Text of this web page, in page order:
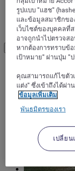
อัลบี
Load More See more
รูปแบบ "แฮช"
และข้อมูลสมาชิกขอ
เว็บไซต์ของบุคคลที่
อาจถูกนำไปตรวจส
หากต้องการทราบข้
เป้าหมาย" ผ่านปุ่ม "
คุณสามารถแก้ไขตัว
แต่ง" ซึ่งเข้าถึงได้ผ่
ข้อมูลเพิ่มเติม
พันธมิตรของเรา
เปลี่ยน